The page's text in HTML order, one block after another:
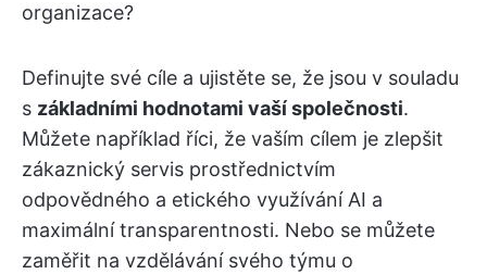
organizace?
Definujte své cíle a ujistěte se, že jsou v souladu
s základními hodnotami vaší společnosti.
Můžete například říci, že vaším cílem je zlepšit
zákaznický servis prostřednictvím
odpovědného a etického využívání AI a
maximální transparentnosti. Nebo se můžete
zaměřit na vzdělávání svého týmu o